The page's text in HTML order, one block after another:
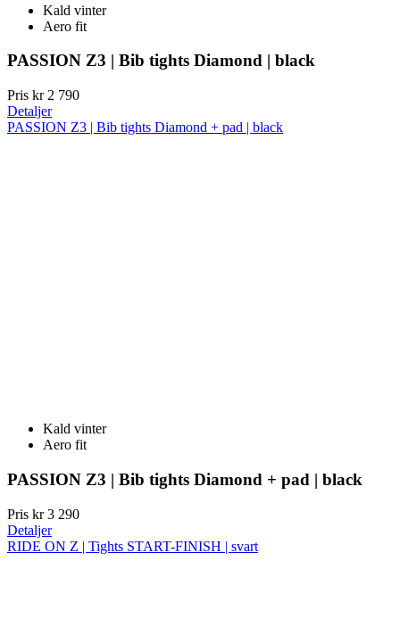
Kald vinter
Aero fit
PASSION Z3 | Bib tights Diamond | black
Pris kr 2 790
Detaljer
PASSION Z3 | Bib tights Diamond + pad | black
Kald vinter
Aero fit
PASSION Z3 | Bib tights Diamond + pad | black
Pris kr 3 290
Detaljer
RIDE ON Z | Tights START-FINISH | svart